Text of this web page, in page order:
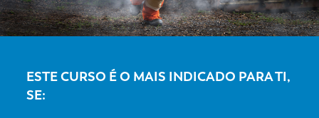
ESTE CURSO É O MAIS INDICADO PARA TI,
SE: